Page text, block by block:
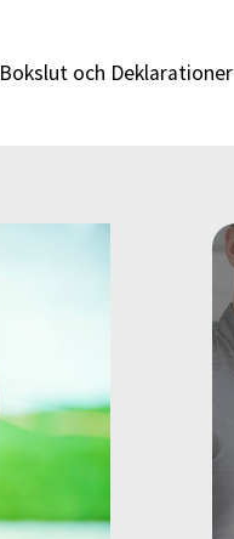
Bokslut och Deklarationer